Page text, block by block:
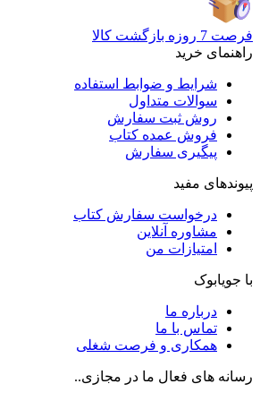
فرصت 7 روزه بازگشت کالا
راهنمای خرید
شرایط و ضوابط استفاده
سوالات متداول
روش ثبت سفارش
فروش عمده کتاب
پیگیری سفارش
پیوندهای مفید
درخواست سفارش کتاب
مشاوره آنلاین
امتیازات من
با جویابوک
درباره ما
تماس با ما
همکاری و فرصت شغلی
رسانه های فعال ما در مجازی..